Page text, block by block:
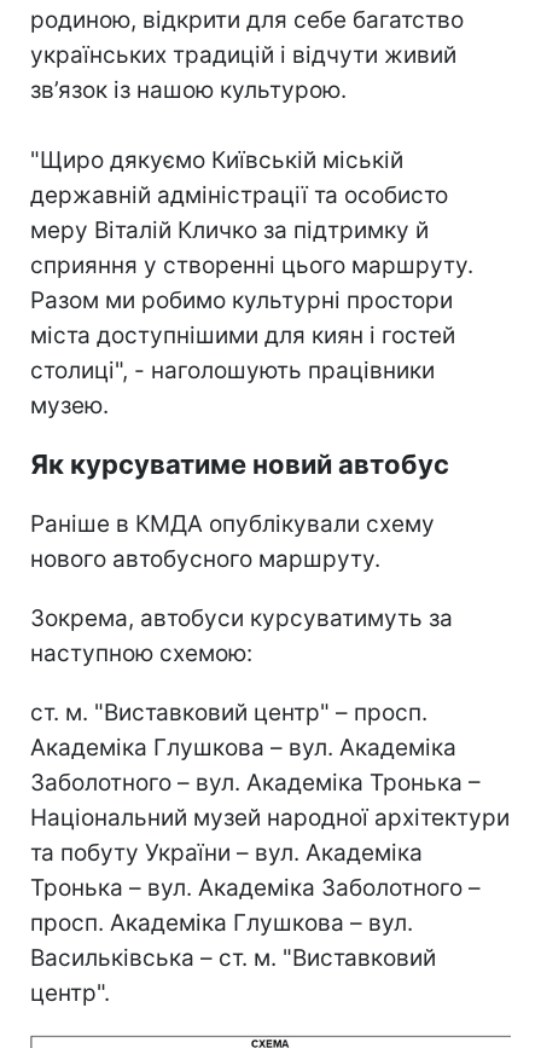
родиною, відкрити для себе багатство
українських традицій і відчути живий
зв’язок із нашою культурою.
"Щиро дякуємо Київській міській
державній адміністрації та особисто
меру Віталій Кличко за підтримку й
сприяння у створенні цього маршруту.
Разом ми робимо культурні простори
міста доступнішими для киян і гостей
столиці", - наголошують працівники
музею.
Як курсуватиме новий автобус
Раніше в КМДА опублікували схему
нового автобусного маршруту.
Зокрема, автобуси курсуватимуть за
наступною схемою:
ст. м. "Виставковий центр" – просп.
Академіка Глушкова – вул. Академіка
Заболотного – вул. Академіка Тронька –
Національний музей народної архітектури
та побуту України – вул. Академіка
Тронька – вул. Академіка Заболотного –
просп. Академіка Глушкова – вул.
Васильківська – ст. м. "Виставковий
центр".